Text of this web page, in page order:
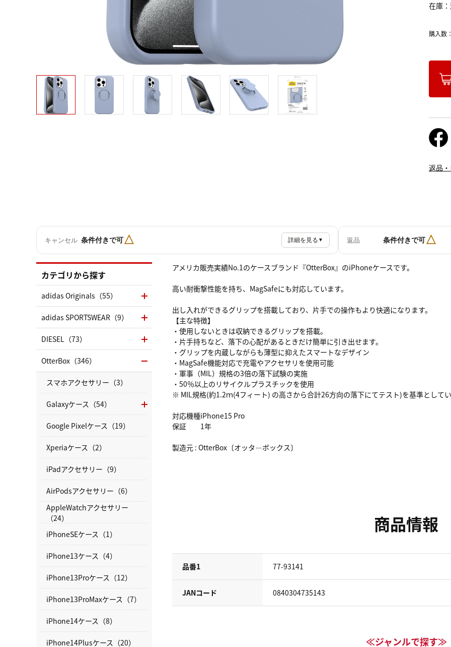
在庫
購入数：
返品
キャンセル 条件付きで可△ 詳細を見る ▼ 返品 条件付きで可△
アメリカ販売実績No.1のケースブランド『OtterBox』のiPhoneケースです。
高い耐衝撃性能を持ち、MagSafeにも対応しています。
出し入れができるグリップを搭載しており、片手での操作もより快適になります。
【主な特徴】
・使用しないときは収納できるグリップを搭載。
・片手持ちなど、落下の心配があるときだけ簡単に引き出せます。
・グリップを内蔵しながらも薄型に抑えたスマートなデザイン
・MagSafe機能対応で充電やアクセサリを使用可能
・軍事（MIL）規格の3倍の落下試験の実施
・50％以上のリサイクルプラスチックを使用
※ MIL規格(約1.2ｍ(4フィート) の高さから合計26方向の落下にてテスト)を基準としてい
対応機種iPhone15 Pro
保証
1年
製造元 : OtterBox〔オッタ―ボックス〕
商品情報
品番1 77-93141
JANコード 0840304735143
≪ジャンルで探す≫
カテゴリから探す
adidas Originals（55）
adidas SPORTSWEAR（9）
DIESEL（73）
OtterBox（346）
スマホアクセサリー（3）
Galaxyケース（54）
Google Pixelケース（19）
Xperiaケース（2）
iPadアクセサリー（9）
AirPodsアクセサリー（6）
AppleWatchアクセサリー
（24）
iPhoneSEケース（1）
iPhone13ケース（4）
iPhone13Proケース（12）
iPhone13ProMaxケース（7）
iPhone14ケース（8）
iPhone14Plusケース（20）